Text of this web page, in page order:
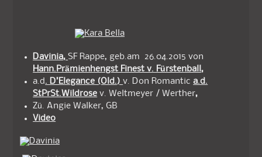
Davinia,SF Rappe, geb.am 26.04.2015 von
Hann.Prämienhengst Finest v. Fürstenball,
a.d . D’Elegance (Old.)v. Don Romantica.d.
StPrSt.Wildrose v. Weltmeyer / Werther,
Zü. Angie Walker, GB
Video